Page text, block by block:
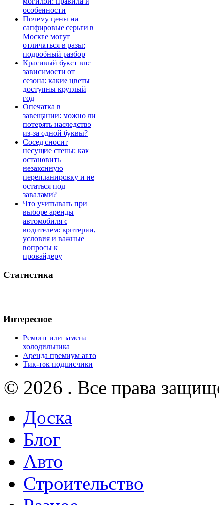
особенности
Почему цены на
сапфировые серьги в
Москве могут
отличаться в разы:
подробный разбор
Красивый букет вне
зависимости от
сезона: какие цветы
доступны круглый
год
Опечатка в
завещании: можно ли
потерять наследство
из-за одной буквы?
Сосед сносит
несущие стены: как
остановить
незаконную
перепланировку и не
остаться под
завалами?
Что учитывать при
выборе аренды
автомобиля с
водителем: критерии,
условия и важные
вопросы к
провайдеру
Статистика
Интересное
Ремонт или замена
холодильника
Аренда премиум авто
Тик-ток подписчики
© 2026 . Все права
Доска
Блог
Авто
Строительство